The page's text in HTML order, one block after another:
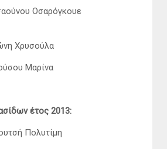
Οσαρόγκουε
Χρυσούλα
Μαρίνα
έτος 2013:
Πολυτίμη